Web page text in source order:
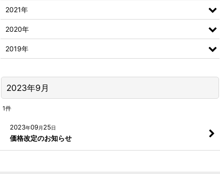
2023年9月
1件
2023年09月 25日
価格改定のお知らせ
2021年
2020年
2019年